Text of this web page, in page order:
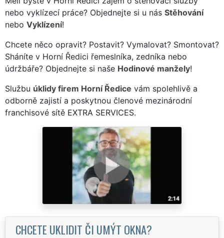
nebo vyklízecí práce? Objednejte si u nás Stěhování
nebo Vyklízení!
Chcete něco opravit? Postavit? Vymalovat? Smontovat?
Sháníte v Horní Ředici řemeslníka, zedníka nebo
údržbáře? Objednejte si naše Hodinové manžely!
Službu úklidy firem Horní Ředice vám spolehlivě a
odborně zajistí a poskytnou členové mezinárodní
franchisové sítě EXTRA SERVICES.
CHCETE UKLIDIT ČI UMÝT OKNA?